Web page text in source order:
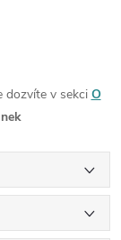
dozvíte v sekci O